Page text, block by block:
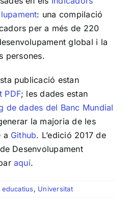
: una compilació
per a més de 220
global i la
persones.
publicació estan
PDF; les dades estan
de dades del Banc Mundial
la majoria de les
a Github. L’edició 2017 de
Desenvolupament
aquí.
educatius, Universitat